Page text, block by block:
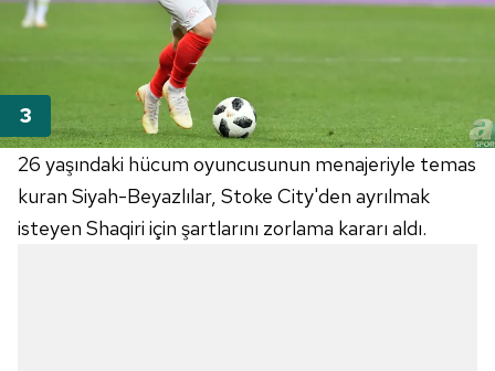
26 yaşındaki hücum oyuncusunun menajeriyle temas
kuran Siyah-Beyazlılar, Stoke City'den ayrılmak
isteyen Shaqiri için şartlarını zorlama kararı aldı.